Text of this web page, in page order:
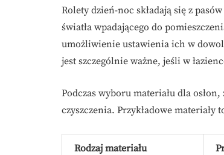
Rolety dzień-noc składają się z
światła wpadającego do
umożliwienie ustawienia ich w
jest szczególnie ważne, jeśli w
Podczas wyboru materiału dla
czyszczenia. Przykładowe materiały
Rodzaj materiału